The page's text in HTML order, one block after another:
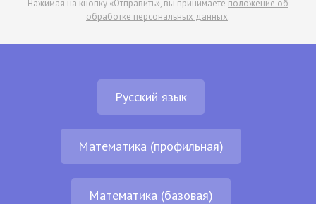
Нажимая на кнопку «Отправить», вы принимаете положение об
обработке персональных данных.
Русский язык
Математика (профильная)
Математика (базовая)